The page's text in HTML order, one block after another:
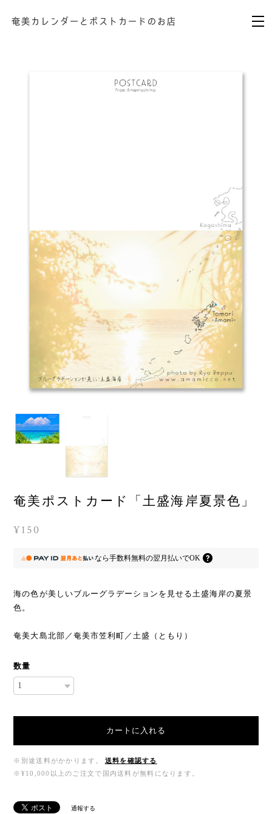
奄美ポストカード「土盛海岸夏景色」
¥150
なら手数料無料の翌月払いでOK
海の色が美しいブルーグラデーションを見せる土盛海岸の夏景
色。
奄美大島北部／奄美市笠利町／土盛（ともり）
数量
カートに入れる
※別途送料がかかります。
送料を確認する
※¥10,000以上のご注文で国内送料が無料になります。
通報する